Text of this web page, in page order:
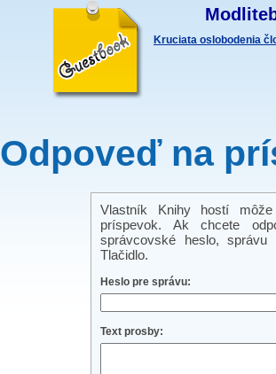
Kruciata oslobodenia
Odpoveď na
Vlastník Knihy hostí
príspevok. Ak chcete
správcovské heslo,
Tlačidlo.
Heslo pre správu:
Text prosby: